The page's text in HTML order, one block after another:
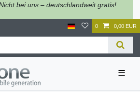
bei uns – deutschlandweit gratis!
0 0,00 EUR
☰